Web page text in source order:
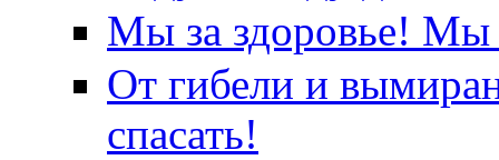
Мы за здоровье! Мы
От гибели и
спасать!